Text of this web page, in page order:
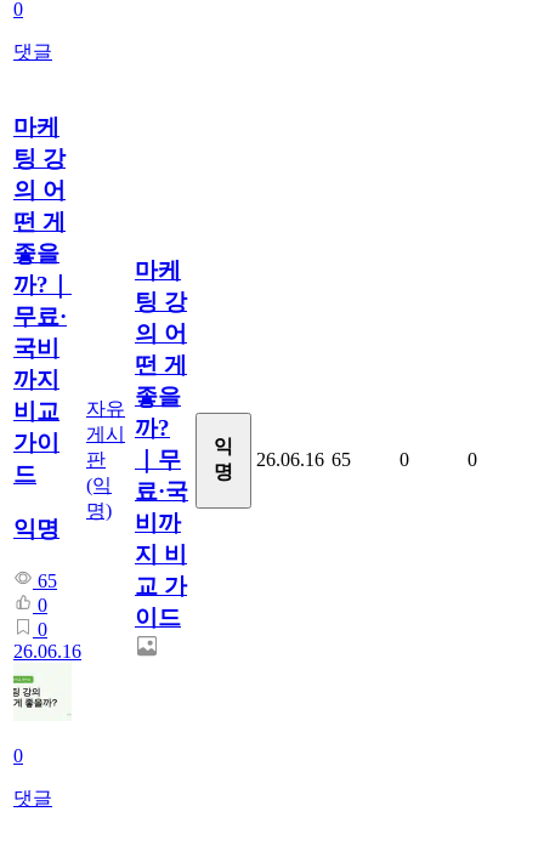
0
댓글
마케
팅 강
의 어
떤 게
좋을
까?｜
무료·
국비
까지
비교
가이
드
익명
65
0
0
26.06.16
0
댓글
자유
게시
판
(익
명)
마케
팅 강
의 어
떤 게
좋을
까?
｜무
료·국
비까
지 비
교 가
이드
익
명
26.06.16 65 0 0